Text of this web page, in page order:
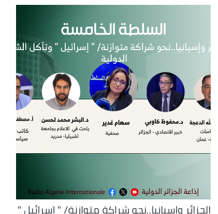
الجزائر وإسبانيا..نحو شراكة متوازنة/ " إسرائيل "